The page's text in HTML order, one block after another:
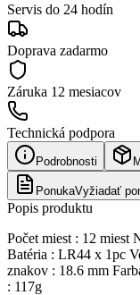
Servis do 24 hodín
Doprava zadarmo
Záruka 12 mesiacov
Technická podpora
Podrobnosti
PonukaVyžiadať
Popis produktu
Počet miest : 12 miest
Batéria : LR44 x 1pc
znakov : 18.6 mm
: 117g